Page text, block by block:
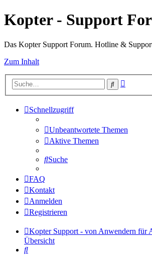
Kopter - Support
Das Kopter Support Forum. Hotline &
Zum Inhalt
Suche
Schnellzugriff
Unbeantwortete Themen
Aktive Themen
Suche
FAQ
Kontakt
Anmelden
Registrieren
Kopter Support - von Anwendern für
Übersicht
Suche